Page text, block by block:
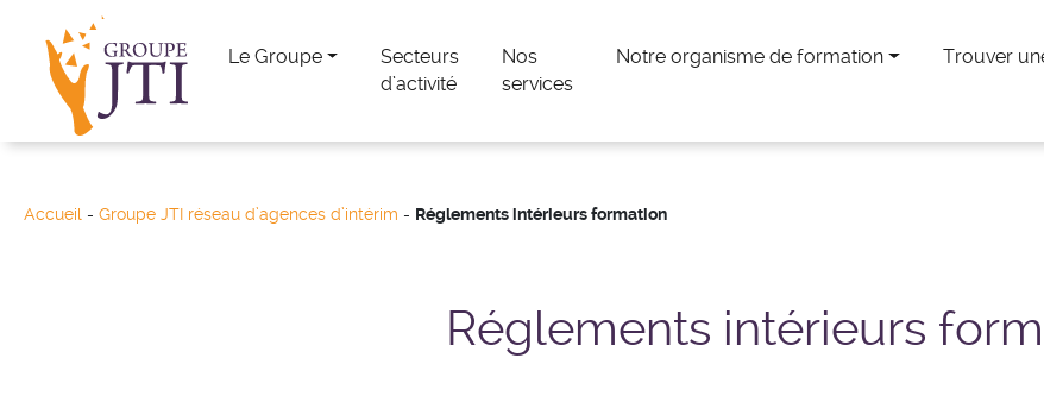
Le Groupe
Secteurs
d’activité
Nos
services
Notre organisme de formation Trouver
Réglements intérieurs
Accueil - Groupe JTI réseau d’agences d’intérim - Réglements intérieurs formation